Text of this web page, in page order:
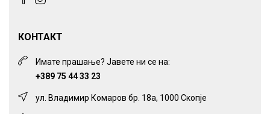
КОНТАКТ
Имате прашање? Јавете ни се на:
+389 75 44 33 23
ул. Владимир Комаров бр. 18а, 1000 Скопје